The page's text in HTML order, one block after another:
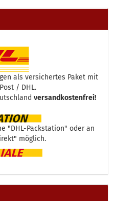
als versichertes Paket mit
/ DHL.
versandkostenfrei!
Packstation" oder an
möglich.